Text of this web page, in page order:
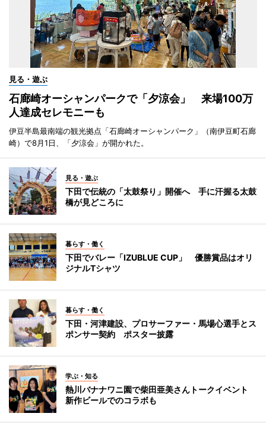
見る・遊ぶ
石廊崎オーシャンパークで「夕涼会」 来場100万
人達成セレモニーも
伊豆半島最南端の観光拠点「石廊崎オーシャンパーク」（南伊豆町石廊
崎）で8月1日、「夕涼会」が開かれた。
見る・遊ぶ
下田で伝統の「太鼓祭り」開催へ 手に汗握る太鼓
橋が見どころに
暮らす・働く
下田でバレー「IZUBLUE CUP」 優勝賞品はオリ
ジナルTシャツ
暮らす・働く
下田・河津建設、プロサーファー・馬場心選手とス
ポンサー契約 ポスター披露
学ぶ・知る
熱川バナナワニ園で柴田亜美さんトークイベント
新作ビールでのコラボも